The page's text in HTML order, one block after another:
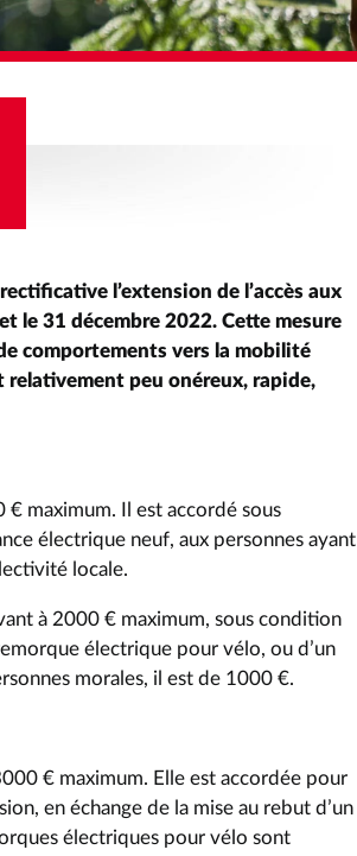
l’extension de l’accès aux
le 31 décembre 2022. Cette mesure
comportements vers la mobilité
relativement peu onéreux, rapide,
€ maximum. Il est accordé sous
électrique neuf, aux personnes ayant
locale.
à 2000 € maximum, sous condition
électrique pour vélo, ou d’un
morales, il est de 1000 €.
€ maximum. Elle est accordée pour
en échange de la mise au rebut d’un
électriques pour vélo sont